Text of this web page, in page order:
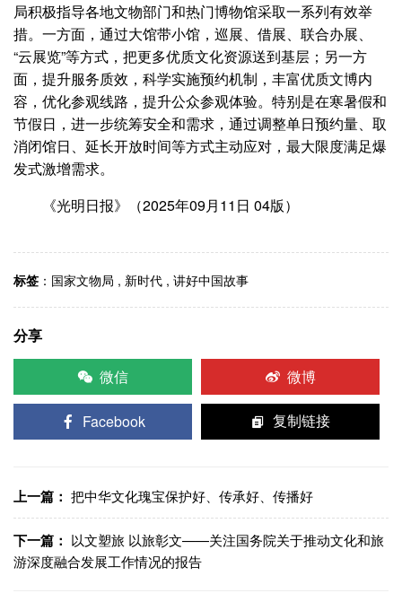
局积极指导各地文物部门和热门博物馆采取一系列有效举
措。一方面，通过大馆带小馆，巡展、借展、联合办展、
“云展览”等方式，把更多优质文化资源送到基层；另一方
面，提升服务质效，科学实施预约机制，丰富优质文博内
容，优化参观线路，提升公众参观体验。特别是在寒暑假和
节假日，进一步统筹安全和需求，通过调整单日预约量、取
消闭馆日、延长开放时间等方式主动应对，最大限度满足爆
发式激增需求。
《光明日报》（2025年09月11日 04版）
标签 ： 国家文物局 , 新时代 , 讲好中国故事
分享
微信
微博
Facebook 复制链接
上一篇： 把中华文化瑰宝保护好、传承好、传播好
下一篇： 以文塑旅 以旅彰文——关注国务院关于推动文化和旅
游深度融合发展工作情况的报告